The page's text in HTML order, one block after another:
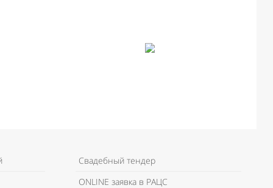
Свадебный тендер
ONLINE заявка в РАЦС